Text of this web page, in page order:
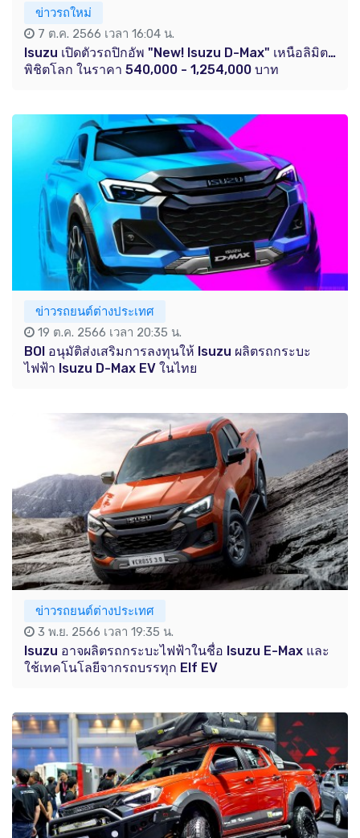
ข่าวรถใหม่
7 ต.ค. 2566 เวลา 16:04 น.
Isuzu เปิดตัวรถปิกอัพ "New! Isuzu D-Max" เหนือลิมิต…
พิชิตโลก ในราคา 540,000 - 1,254,000 บาท
ข่าวรถยนต์ต่างประเทศ
19 ต.ค. 2566 เวลา 20:35 น.
BOI อนุมัติส่งเสริมการลงทุนให้ Isuzu ผลิตรถกระบะ
ไฟฟ้า Isuzu D-Max EV ในไทย
ข่าวรถยนต์ต่างประเทศ
3 พ.ย. 2566 เวลา 19:35 น.
Isuzu อาจผลิตรถกระบะไฟฟ้าในชื่อ Isuzu E-Max และ
ใช้เทคโนโลยีจากรถบรรทุก Elf EV